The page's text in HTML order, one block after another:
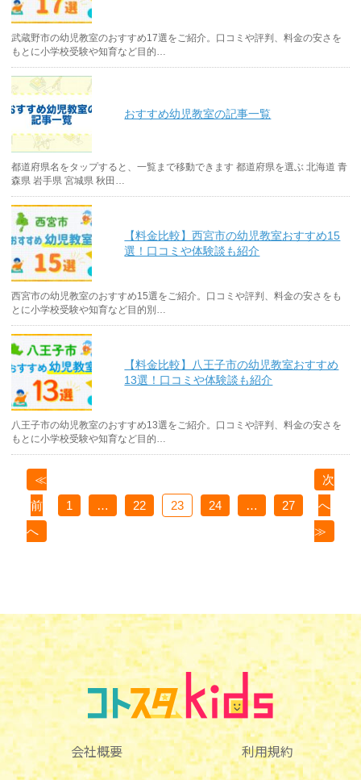
武蔵野市の幼児教室のおすすめ17選をご紹介。口コミや評判、料金の安さを
もとに小学校受験や知育など目的…
おすすめ幼児教室の記事一覧
都道府県名をタップすると、一覧まで移動できます 都道府県を選ぶ 北海道 青
森県 岩手県 宮城県 秋田…
【料金比較】西宮市の幼児教室おすすめ15
選！口コミや体験談も紹介
西宮市の幼児教室のおすすめ15選をご紹介。口コミや評判、料金の安さをも
とに小学校受験や知育など目的別…
【料金比較】八王子市の幼児教室おすすめ
13選！口コミや体験談も紹介
八王子市の幼児教室のおすすめ13選をご紹介。口コミや評判、料金の安さを
もとに小学校受験や知育など目的…
≪
前
へ
1 … 22 23 24 … 27
次
へ
≫
会社概要 利用規約